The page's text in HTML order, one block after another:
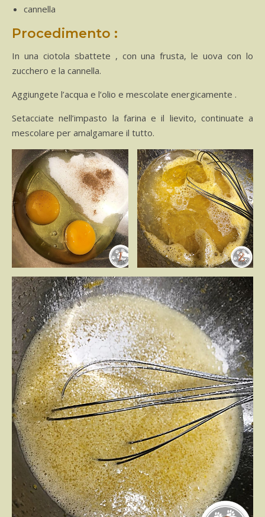
cannella
Procedimento :
In una ciotola sbattete , con una frusta, le uova con lo
zucchero e la cannella.
Aggiungete l’acqua e l’olio e mescolate energicamente .
Setacciate nell’impasto la farina e il lievito, continuate a
mescolare per amalgamare il tutto.